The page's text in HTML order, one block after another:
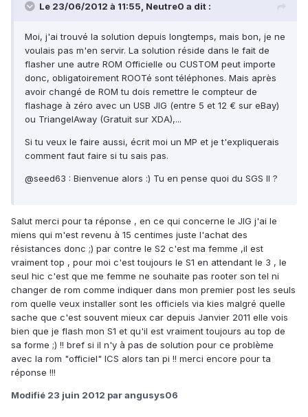
Le 23/06/2012 à 11:55, Neutre0 a dit :
Moi, j'ai trouvé la solution depuis longtemps, mais bon, je ne
voulais pas m'en servir. La solution réside dans le fait de
flasher une autre ROM Officielle ou CUSTOM peut importe
donc, obligatoirement ROOTé sont téléphones. Mais après
avoir changé de ROM tu dois remettre le compteur de
flashage à zéro avec un USB JIG (entre 5 et 12 € sur eBay)
ou TriangelAway (Gratuit sur XDA),...
Si tu veux le faire aussi, écrit moi un MP et je t'expliquerais
comment faut faire si tu sais pas.
@seed63 : Bienvenue alors :) Tu en pense quoi du SGS II ?
Salut merci pour ta réponse , en ce qui concerne le JIG j'ai le
miens qui m'est revenu à 15 centimes juste l'achat des
résistances donc ;) par contre le S2 c'est ma femme ,il est
vraiment top , pour moi c'est toujours le S1 en attendant le 3 , le
seul hic c'est que me femme ne souhaite pas rooter son tel ni
changer de rom comme indiquer dans mon premier post les seuls
rom quelle veux installer sont les officiels via kies malgré quelle
sache que c'est souvent mieux car depuis Janvier 2011 elle vois
bien que je flash mon S1 et qu'il est vraiment toujours au top de
sa forme ;) !! bref si il n'y à pas de solution pour ce problème
avec la rom "officiel" ICS alors tan pi !! merci encore pour ta
réponse !!!
Modifié 23 juin 2012 par angusys06